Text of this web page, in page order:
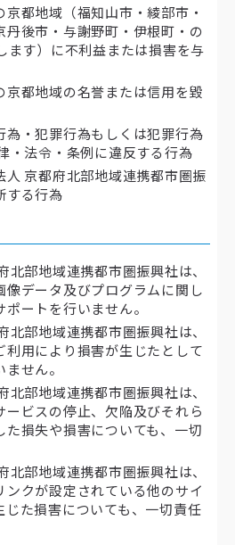
都地域（福知山市・綾部市・
丹後市・与謝野町・伊根町・の
ます）に不利益または損害を与
京都地域の名誉または信用を毀
為・犯罪行為もしくは犯罪行為
・法令・条例に違反する行為
人 京都府北部地域連携都市圏振
する行為
北部地域連携都市圏振興社は、
像データ及びプログラムに関し
ートを行いません。
北部地域連携都市圏振興社は、
利用により損害が生じたとして
せん。
北部地域連携都市圏振興社は、
ービスの停止、欠陥及びそれら
た損失や損害についても、一切
北部地域連携都市圏振興社は、
ンクが設定されている他のサイ
じた損害についても、一切責任